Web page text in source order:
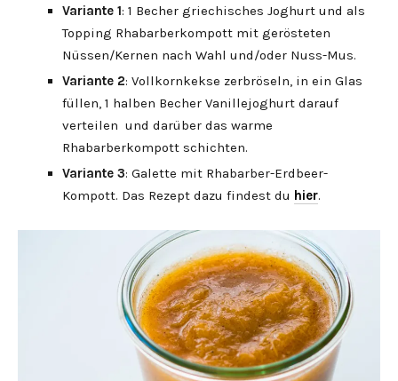
Variante 1: 1 Becher griechisches Joghurt und als
Topping Rhabarberkompott mit gerösteten
Nüssen/Kernen nach Wahl und/oder Nuss-Mus.
Variante 2: Vollkornkekse zerbröseln, in ein Glas
füllen, 1 halben Becher Vanillejoghurt darauf
verteilen und darüber das warme
Rhabarberkompott schichten.
Variante 3: Galette mit Rhabarber-Erdbeer-
Kompott. Das Rezept dazu findest du hier.